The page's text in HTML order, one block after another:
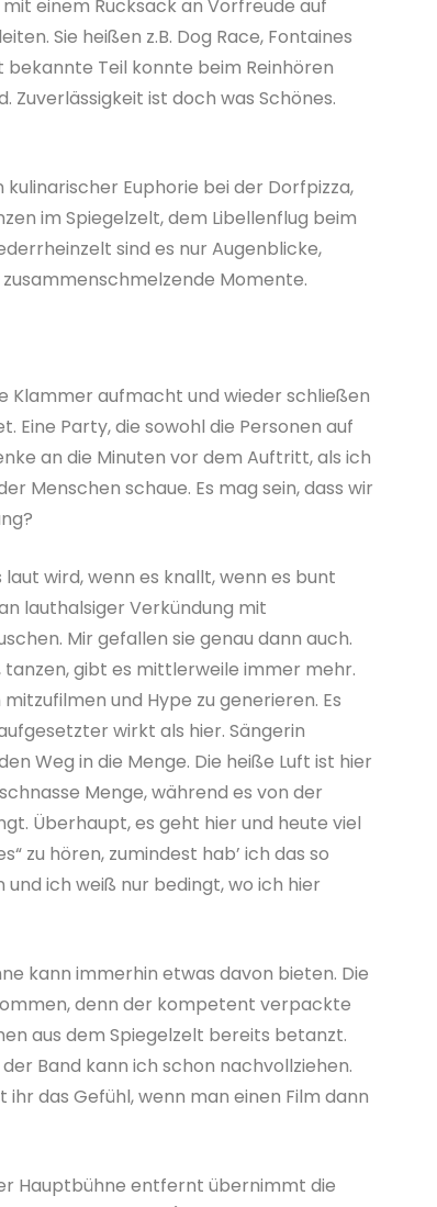
einem Rucksack an Vorfreude auf
Sie heißen z.B. Dog Race, Fontaines
Teil konnte beim Reinhören
ist doch was Schönes.
Euphorie bei der Dorfpizza,
im Spiegelzelt, dem Libellenflug beim
sind es nur Augenblicke,
Momente.
Klammer aufmacht und wieder schließen
Eine Party, die sowohl die Personen auf
an die Minuten vor dem Auftritt, als ich
Menschen schaue. Es mag sein, dass wir
wird, wenn es knallt, wenn es bunt
lauthalsiger Verkündung mit
Mir gefallen sie genau dann auch.
tanzen, gibt es mittlerweile immer mehr.
und Hype zu generieren. Es
wirkt als hier. Sängerin
Weg in die Menge. Die heiße Luft ist hier
Menge, während es von der
Überhaupt, es geht hier und heute viel
zu hören, zumindest hab’ ich das so
ich weiß nur bedingt, wo ich hier
kann immerhin etwas davon bieten. Die
denn der kompetent verpackte
aus dem Spiegelzelt bereits betanzt.
Band kann ich schon nachvollziehen.
das Gefühl, wenn man einen Film dann
Hauptbühne entfernt übernimmt die